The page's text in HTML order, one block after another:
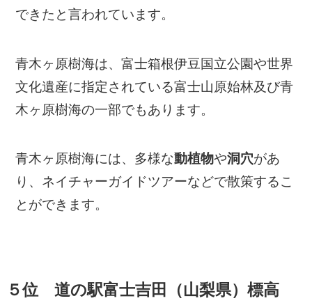
できたと言われています。
青木ヶ原樹海は、富士箱根伊豆国立公園や世界
文化遺産に指定されている富士山原始林及び青
木ヶ原樹海の一部でもあります。
青木ヶ原樹海には、多様な動植物や洞穴があ
り、ネイチャーガイドツアーなどで散策するこ
とができます。
５位 道の駅富士吉田（山梨県）標高